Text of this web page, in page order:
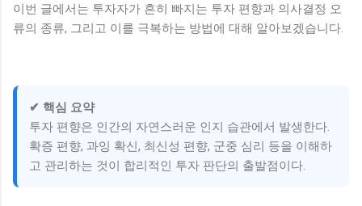
이번 글에서는 투자자가 흔히 빠지는 투자 편향과 의사결정 오
류의 종류, 그리고 이를 극복하는 방법에 대해 알아보겠습니다.
✔ 핵심 요약
투자 편향은 인간의 자연스러운 인지 습관에서 발생한다.
확증 편향, 과잉 확신, 최신성 편향, 군중 심리 등을 이해하
고 관리하는 것이 합리적인 투자 판단의 출발점이다.